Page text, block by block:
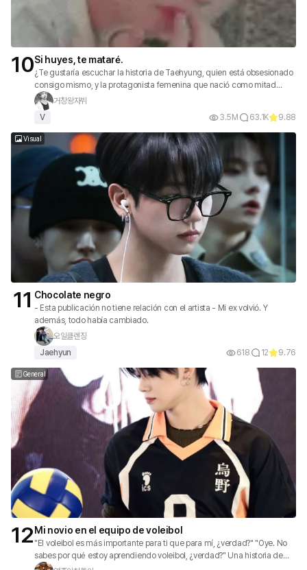
10Si huyes, te mataré.
¿Te gustaría escuchar la historia de Taehyung, quien está obsesionado
consigo mismo, y la protagonista femenina que nació como mitad
humana, mitad bestia y que es peor que un insecto?
거창왕자뷔
V
3.5M 63.1K 9.88
Visual
11 Chocolate negro
- Esta publicación no tiene relación con el artista - Mi ex volvió. Y
además, todo había cambiado.
오일클렌징
Jaehyun
618 12 9.76
General
12 Mi novio en el equipo de voleibol
"El voleibol es más importante para ti que para mí, ¿verdad?" "Oye. No
sabes por qué estoy aprendiendo voleibol, ¿verdad?" Una historia de
amor retorcida y emocionante entre estudiantes de preparatoria